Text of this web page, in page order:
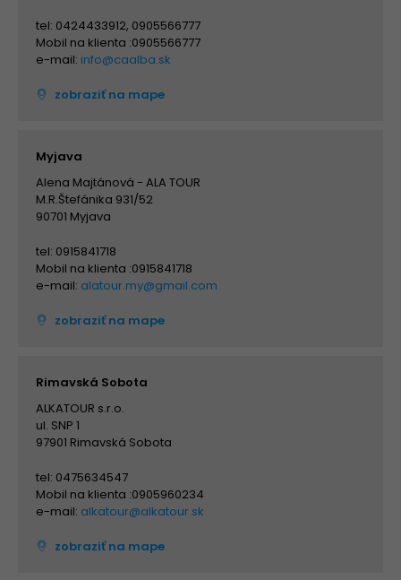
tel: 0424433912, 0905566777
Mobil na klienta :0905566777
e-mail: info@caalba.sk
zobraziť na mape
Myjava
Alena Majtánová - ALA TOUR
M.R.Štefánika 931/52
90701 Myjava
tel: 0915841718
Mobil na klienta :0915841718
e-mail: alatour.my@gmail.com
zobraziť na mape
Rimavská Sobota
ALKATOUR s.r.o.
ul. SNP 1
97901 Rimavská Sobota
tel: 0475634547
Mobil na klienta :0905960234
e-mail: alkatour@alkatour.sk
zobraziť na mape